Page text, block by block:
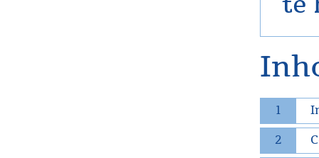
1
2